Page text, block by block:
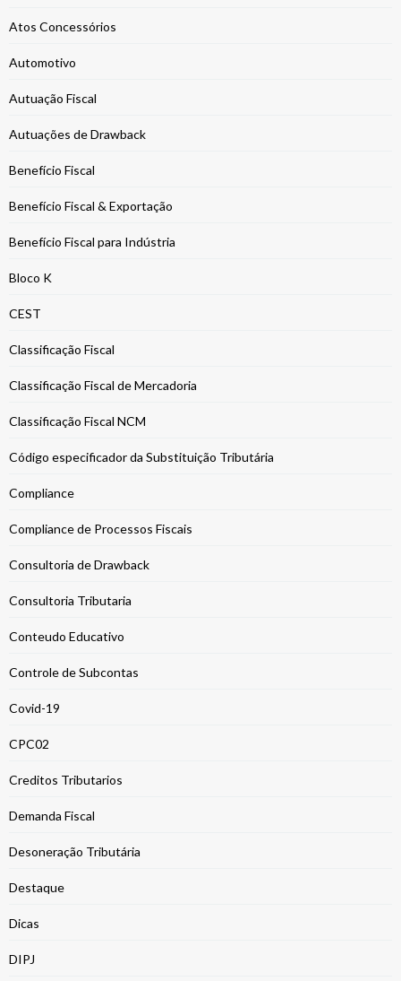
Atos Concessórios
Automotivo
Autuação Fiscal
Autuações de Drawback
Benefício Fiscal
Benefício Fiscal & Exportação
Benefício Fiscal para Indústria
Bloco K
CEST
Classificação Fiscal
Classificação Fiscal de Mercadoria
Classificação Fiscal NCM
Código especificador da Substituição Tributária
Compliance
Compliance de Processos Fiscais
Consultoria de Drawback
Consultoria Tributaria
Conteudo Educativo
Controle de Subcontas
Covid-19
CPC02
Creditos Tributarios
Demanda Fiscal
Desoneração Tributária
Destaque
Dicas
DIPJ